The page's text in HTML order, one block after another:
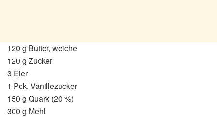
120 g Butter, weiche
120 g Zucker
3 Eier
1 Pck. Vanillezucker
150 g Quark (20 %)
300 g Mehl